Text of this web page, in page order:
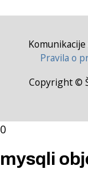
Komunikacije
Pravila o
Copyright ©
0
mysqli